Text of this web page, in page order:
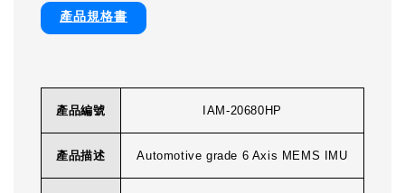
產品規格書
產品編號 IAM-20680HP
產品描述 Automotive grade 6 Axis MEMS IMU